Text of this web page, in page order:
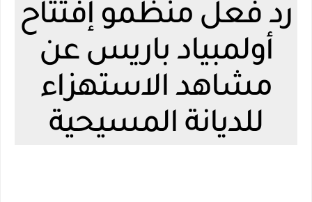
رد فعل منظمو إفتتاح
أولمبياد باريس عن
مشاهد الاستهزاء
للديانة المسيحية